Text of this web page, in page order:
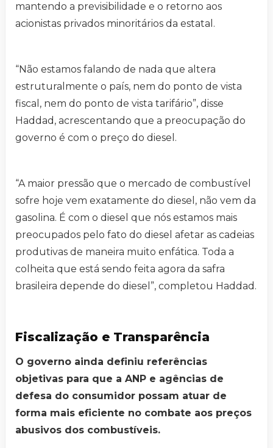
mantendo a previsibilidade e o retorno aos
acionistas privados minoritários da estatal.
“Não estamos falando de nada que altera
estruturalmente o país, nem do ponto de vista
fiscal, nem do ponto de vista tarifário”, disse
Haddad, acrescentando que a preocupação do
governo é com o preço do diesel.
“A maior pressão que o mercado de combustível
sofre hoje vem exatamente do diesel, não vem da
gasolina. É com o diesel que nós estamos mais
preocupados pelo fato do diesel afetar as cadeias
produtivas de maneira muito enfática. Toda a
colheita que está sendo feita agora da safra
brasileira depende do diesel”, completou Haddad.
Fiscalização e Transparência
O governo ainda definiu referências
objetivas para que a ANP e agências de
defesa do consumidor possam atuar de
forma mais eficiente no combate aos preços
abusivos dos combustíveis.